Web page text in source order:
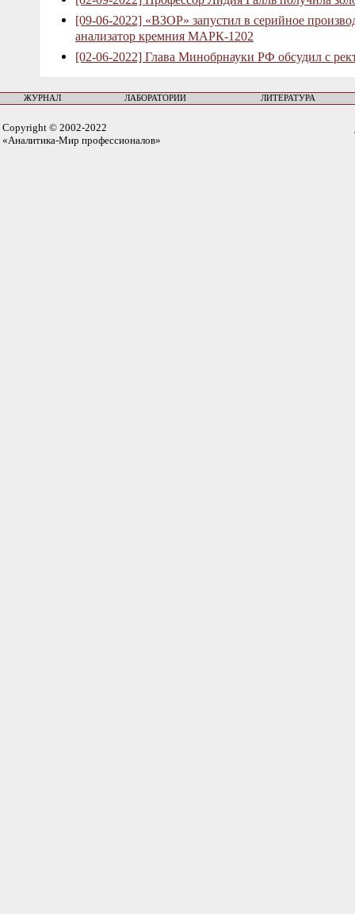
[09-06-2022] «ВЗОР» запустил в серийное
анализатор кремния МАРК-1202
[02-06-2022] Глава Минобрнауки РФ обсудил с
ЖУРНАЛ ЛАБОРАТОРИИ ЛИТЕРАТУРА
Copyright © 2002-2022
«Аналитика-Мир профессионалов»